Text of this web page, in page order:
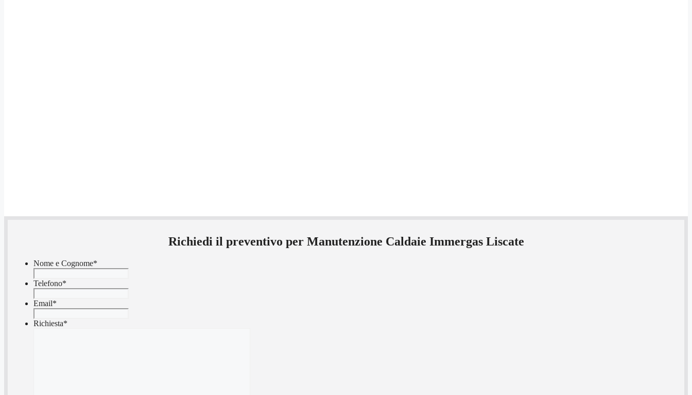
Richiedi il preventivo per Manutenzione Caldaie Immergas Liscate
Nome e Cognome*
Telefono*
Email*
Richiesta*